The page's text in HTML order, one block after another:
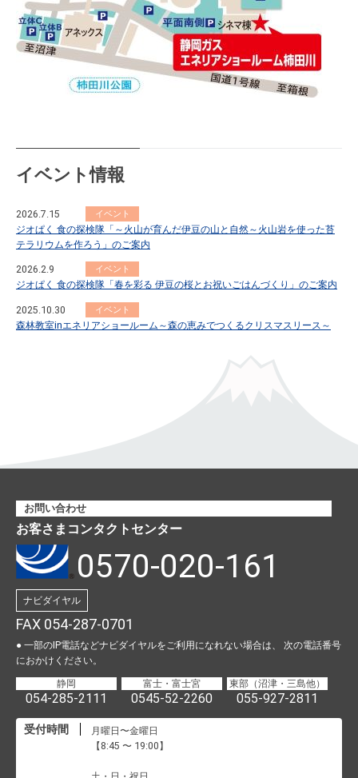
イベント情報
2026.7.15 イベント
ジオぱく 食の探検隊「～火山が育んだ伊豆の山と自然～火山岩を使った苔
テラリウムを作ろう」のご案内
2026.2.9 イベント
ジオぱく 食の探検隊「春を彩る 伊豆の桜とお祝いごはんづくり」のご案内
2025.10.30 イベント
森林教室inエネリアショールーム～森の恵みでつくるクリスマスリース～
お問い合わせ
お客さまコンタクトセンター
0570-020-161
ナビダイヤル
FAX 054-287-0701
● 一部のIP電話などナビダイヤルをご利用になれない場合は、
次の電話番号
におかけください。
静岡
054-285-2111
富士・富士宮
0545-52-2260
東部（沼津・三島他）
055-927-2811
受付時間
月曜日〜金曜日
【8:45 〜 19:00】